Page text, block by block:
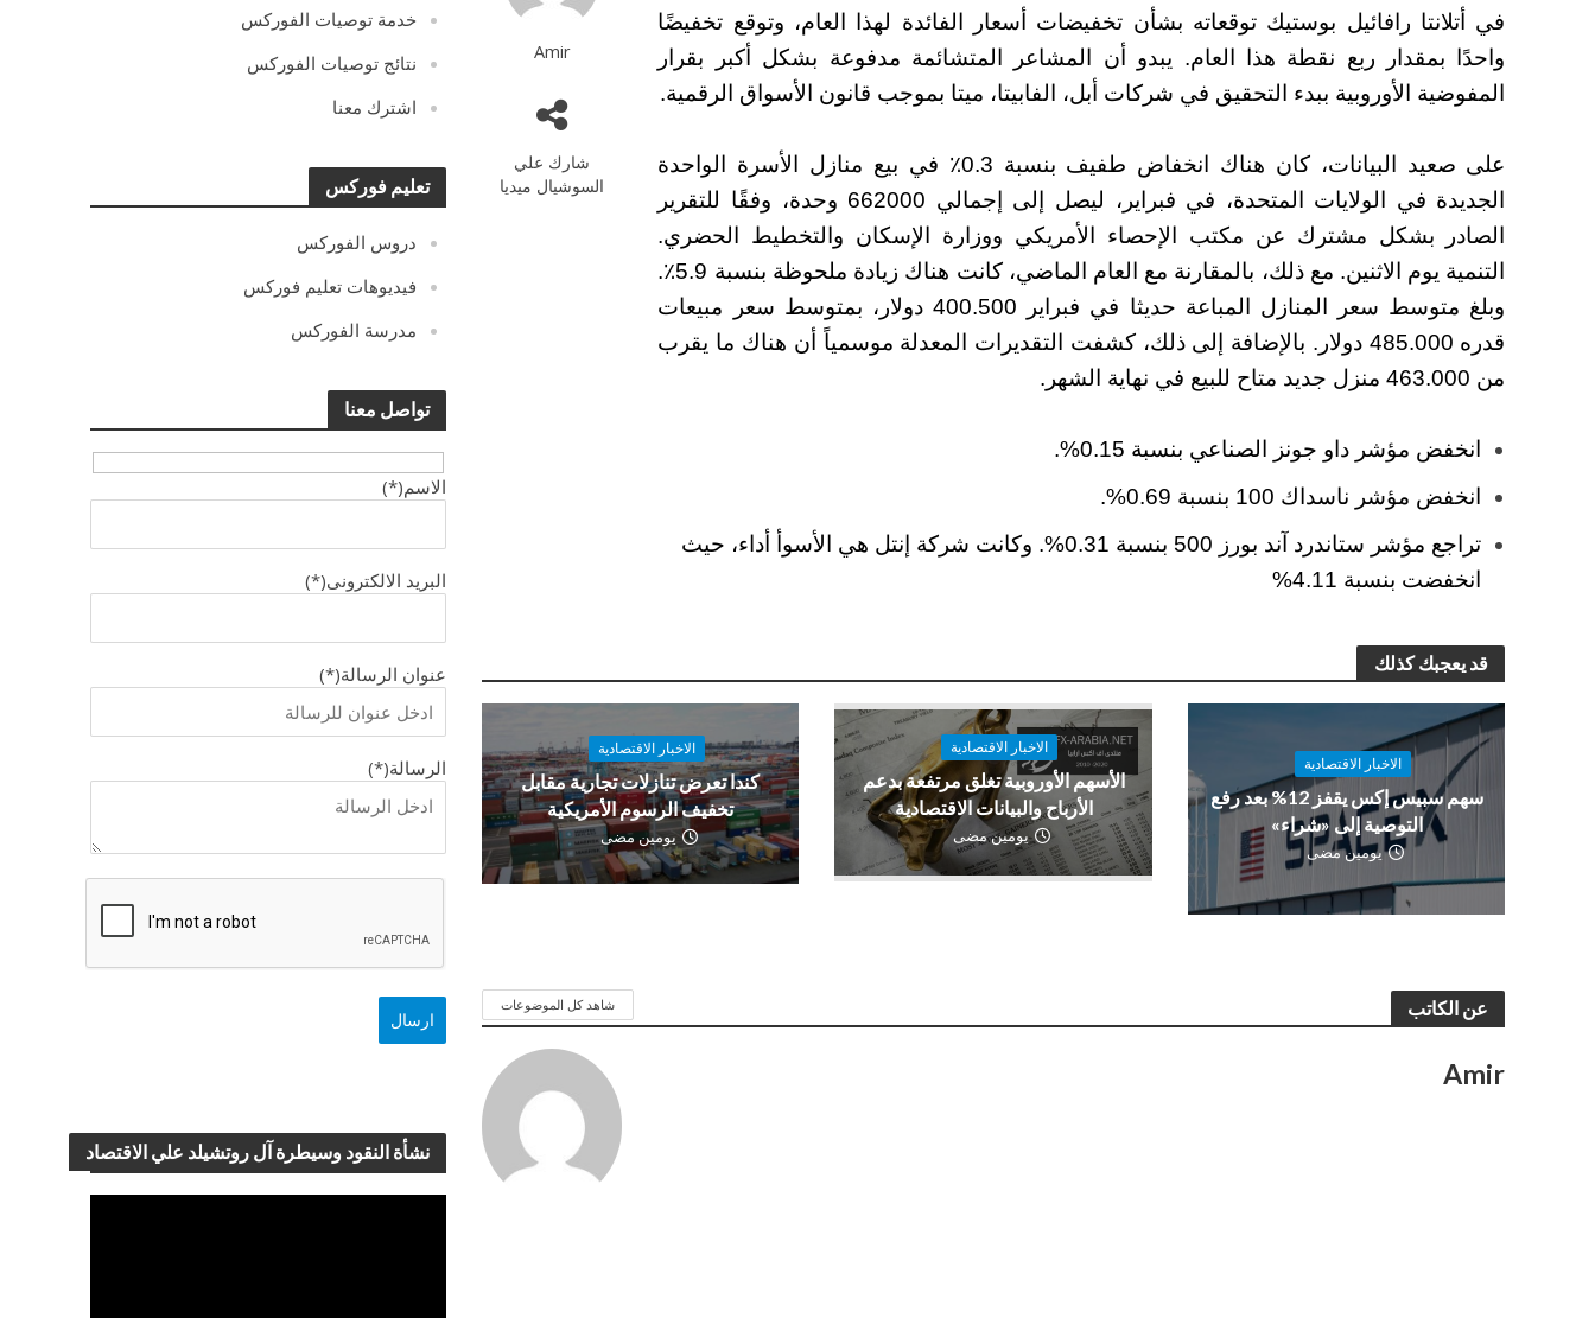
خدمة توصيات الفوركس
نتائج توصيات الفوركس
اشترك معنا
تعليم فوركس
دروس الفوركس
فيديوهات تعليم فوركس
مدرسة الفوركس
تواصل معنا
الاسم(*)
البريد الالكترونى(*)
عنوان الرسالة(*)
الرسالة(*)
نشأة النقود وسيطرة آل روتشيلد علي الاقتصاد
Amir
شارك علي
السوشيال ميديا
في أتلانتا رافائيل بوستيك توقعاته بشأن تخفيضات أسعار الفائدة لهذا العام، وتوقع تخفيضًا
واحدًا بمقدار ربع نقطة هذا العام. يبدو أن المشاعر المتشائمة مدفوعة بشكل أكبر بقرار
المفوضية الأوروبية ببدء التحقيق في شركات أبل، الفابيتا، ميتا بموجب قانون الأسواق الرقمية.
على صعيد البيانات، كان هناك انخفاض طفيف بنسبة 0.3٪ في بيع منازل الأسرة الواحدة
الجديدة في الولايات المتحدة، في فبراير، ليصل إلى إجمالي 662000 وحدة، وفقًا للتقرير
الصادر بشكل مشترك عن مكتب الإحصاء الأمريكي ووزارة الإسكان والتخطيط الحضري.
التنمية يوم الاثنين. مع ذلك، بالمقارنة مع العام الماضي، كانت هناك زيادة ملحوظة بنسبة 5.9٪.
وبلغ متوسط سعر المنازل المباعة حديثا في فبراير 400.500 دولار، بمتوسط سعر مبيعات
قدره 485.000 دولار. بالإضافة إلى ذلك، كشفت التقديرات المعدلة موسمياً أن هناك ما يقرب
من 463.000 منزل جديد متاح للبيع في نهاية الشهر.
انخفض مؤشر داو جونز الصناعي بنسبة 0.15%.
انخفض مؤشر ناسداك 100 بنسبة 0.69%.
تراجع مؤشر ستاندرد آند بورز 500 بنسبة 0.31%. وكانت شركة إنتل هي الأسوأ أداء، حيث
انخفضت بنسبة 4.11%
قد يعجبك كذلك
الاخبار الاقتصادية
سهم سبيس إكس يقفز 12% بعد رفع
التوصية إلى «شراء»
يومين مضى
الاخبار الاقتصادية
الأسهم الأوروبية تغلق مرتفعة بدعم
الأرباح والبيانات الاقتصادية
يومين مضى
الاخبار الاقتصادية
كندا تعرض تنازلات تجارية مقابل
تخفيف الرسوم الأمريكية
يومين مضى
عن الكاتب شاهد كل الموضوعات
Amir